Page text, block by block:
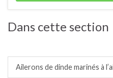
Dans cette section
Ailerons de dinde marinés à